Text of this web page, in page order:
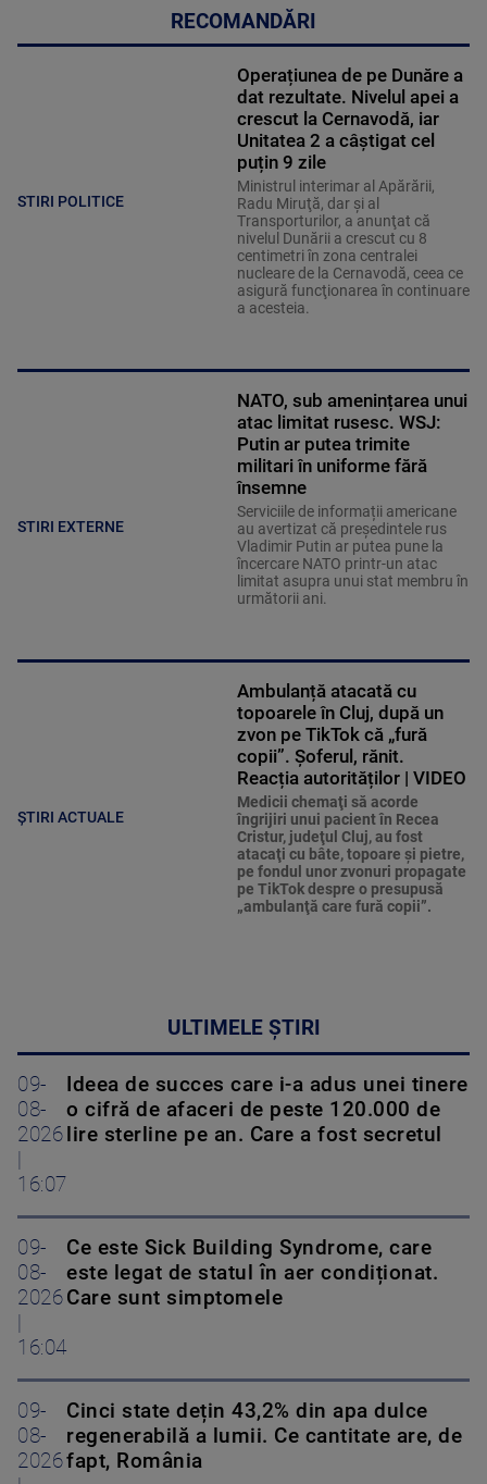
RECOMANDĂRI
STIRI POLITICE
Operațiunea de pe Dunăre a
dat rezultate. Nivelul apei a
crescut la Cernavodă, iar
Unitatea 2 a câștigat cel
puțin 9 zile
Ministrul interimar al Apărării,
Radu Miruţă, dar şi al
Transporturilor, a anunţat că
nivelul Dunării a crescut cu 8
centimetri în zona centralei
nucleare de la Cernavodă, ceea ce
asigură funcţionarea în continuare
a acesteia.
STIRI EXTERNE
NATO, sub amenințarea unui
atac limitat rusesc. WSJ:
Putin ar putea trimite
militari în uniforme fără
însemne
Serviciile de informații americane
au avertizat că președintele rus
Vladimir Putin ar putea pune la
încercare NATO printr-un atac
limitat asupra unui stat membru în
următorii ani.
ȘTIRI ACTUALE
Ambulanță atacată cu
topoarele în Cluj, după un
zvon pe TikTok că „fură
copii”. Șoferul, rănit.
Reacția autorităților | VIDEO
Medicii chemaţi să acorde
îngrijiri unui pacient în Recea
Cristur, judeţul Cluj, au fost
atacaţi cu bâte, topoare şi pietre,
pe fondul unor zvonuri propagate
pe TikTok despre o presupusă
„ambulanţă care fură copii”.
ULTIMELE ȘTIRI
09-
08-
2026
16:07
Ideea de succes care i-a adus unei tinere
o cifră de afaceri de peste 120.000 de
lire sterline pe an. Care a fost secretul
09-
08-
2026
16:04
Ce este Sick Building Syndrome, care
este legat de statul în aer condiționat.
Care sunt simptomele
09-
08-
2026
Cinci state dețin 43,2% din apa dulce
regenerabilă a lumii. Ce cantitate are, de
fapt, România